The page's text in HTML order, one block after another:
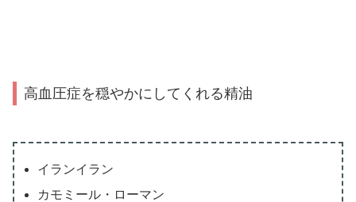
高血圧症を穏やかにしてくれる精油
イランイラン
カモミール・ローマン